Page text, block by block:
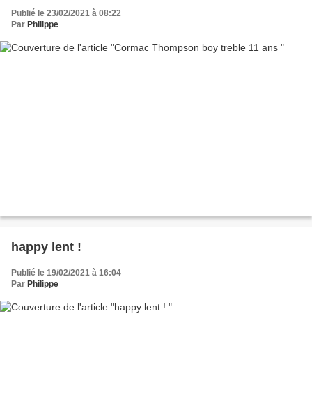
Publié le 23/02/2021 à 08:22
Par Philippe
happy lent !
Publié le 19/02/2021 à 16:04
Par Philippe